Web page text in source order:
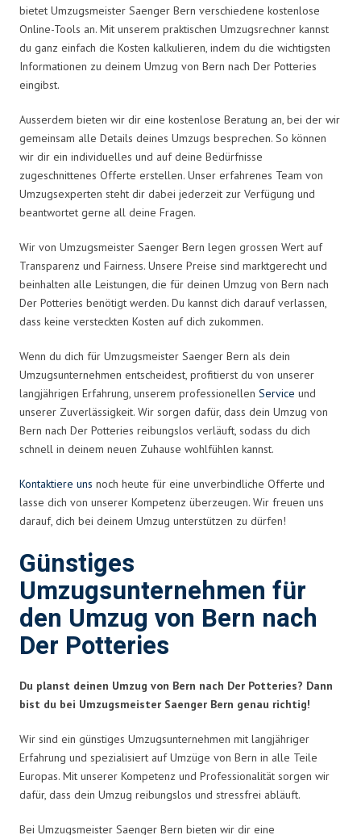
bietet Umzugsmeister Saenger Bern verschiedene kostenlose
Online-Tools an. Mit unserem praktischen Umzugsrechner kannst
du ganz einfach die Kosten kalkulieren, indem du die wichtigsten
Informationen zu deinem Umzug von Bern nach Der Potteries
eingibst.
Ausserdem bieten wir dir eine kostenlose Beratung an, bei der wir
gemeinsam alle Details deines Umzugs besprechen. So können
wir dir ein individuelles und auf deine Bedürfnisse
zugeschnittenes Offerte erstellen. Unser erfahrenes Team von
Umzugsexperten steht dir dabei jederzeit zur Verfügung und
beantwortet gerne all deine Fragen.
Wir von Umzugsmeister Saenger Bern legen grossen Wert auf
Transparenz und Fairness. Unsere Preise sind marktgerecht und
beinhalten alle Leistungen, die für deinen Umzug von Bern nach
Der Potteries benötigt werden. Du kannst dich darauf verlassen,
dass keine versteckten Kosten auf dich zukommen.
Wenn du dich für Umzugsmeister Saenger Bern als dein
Umzugsunternehmen entscheidest, profitierst du von unserer
langjährigen Erfahrung, unserem professionellen Service und
unserer Zuverlässigkeit. Wir sorgen dafür, dass dein Umzug von
Bern nach Der Potteries reibungslos verläuft, sodass du dich
schnell in deinem neuen Zuhause wohlfühlen kannst.
Kontaktiere uns noch heute für eine unverbindliche Offerte und
lasse dich von unserer Kompetenz überzeugen. Wir freuen uns
darauf, dich bei deinem Umzug unterstützen zu dürfen!
Günstiges
Umzugsunternehmen für
den Umzug von Bern nach
Der Potteries
Du planst deinen Umzug von Bern nach Der Potteries? Dann
bist du bei Umzugsmeister Saenger Bern genau richtig!
Wir sind ein günstiges Umzugsunternehmen mit langjähriger
Erfahrung und spezialisiert auf Umzüge von Bern in alle Teile
Europas. Mit unserer Kompetenz und Professionalität sorgen wir
dafür, dass dein Umzug reibungslos und stressfrei abläuft.
Bei Umzugsmeister Saenger Bern bieten wir dir eine